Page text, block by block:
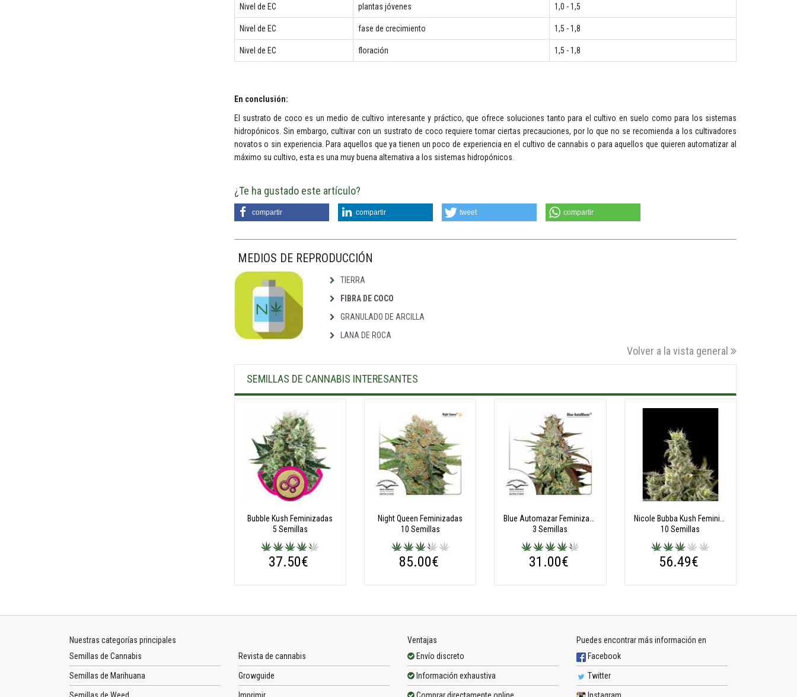
Nivel de EC plantas jóvenes 1,0 - 1,5
Nivel de EC fase de crecimiento 1,5 - 1,8
Nivel de EC floración 1,5 - 1,8
En conclusión:
El sustrato de coco es un medio de cultivo interesante y práctico, que ofrece soluciones tanto para el cultivo en suelo como para los sistemas
hidropónicos. Sin embargo, cultivar con un sustrato de coco requiere tomar ciertas precauciones, por lo que no se recomienda a los cultivadores
novatos o sin experiencia. Para aquellos que ya tienen un poco de experiencia en el cultivo de cannabis o para aquellos que quieren automatizar al
máximo su cultivo, esta es una muy buena alternativa a los sistemas hidropónicos.
¿Te ha gustado este artículo?
compartir compartir tweet compartir
MEDIOS DE REPRODUCCIÓN
TIERRA
FIBRA DE COCO
GRANULADO DE ARCILLA
LANA DE ROCA
Volver a la vista general
SEMILLAS DE CANNABIS INTERESANTES
Bubble Kush Feminizadas
5 Semillas
37.50€
Night Queen Feminizadas
10 Semillas
85.00€
Blue Automazar Feminizadas
3 Semillas
31.00€
Nicole Bubba Kush Feminizadas
10 Semillas
56.49€
Nuestras categorías principales
Semillas de Cannabis
Semillas de Marihuana
Revista de cannabis
Growguide
Ventajas
Envío discreto
Información exhaustiva
Puedes encontrar más información en
Facebook
Twitter